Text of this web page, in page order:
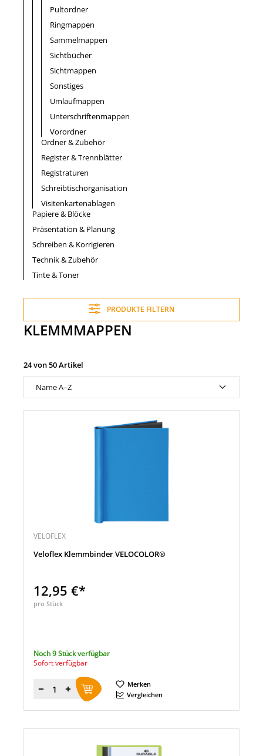
Pultordner
Ringmappen
Sammelmappen
Sichtbücher
Sichtmappen
Sonstiges
Umlaufmappen
Unterschriftenmappen
Vorordner
Ordner & Zubehör
Register & Trennblätter
Registraturen
Schreibtischorganisation
Visitenkartenablagen
Papiere & Blöcke
Präsentation & Planung
Schreiben & Korrigieren
Technik & Zubehör
Tinte & Toner
PRODUKTE FILTERN
KLEMMMAPPEN
24 von 50 Artikel
VELOFLEX
Veloflex Klemmbinder VELOCOLOR®
12,95 €*
pro Stück
Noch 9 Stück verfügbar
Sofort verfügbar
Menge
Merken
Vergleichen